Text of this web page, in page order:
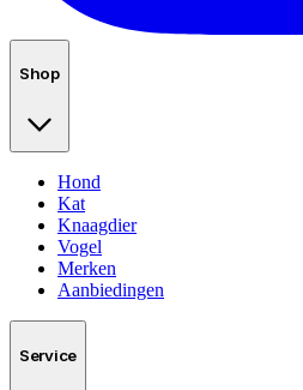
Shop
Hond
Kat
Knaagdier
Vogel
Merken
Aanbiedingen
Service